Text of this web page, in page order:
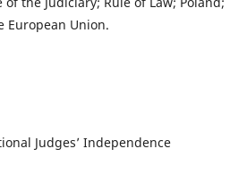
European Union.
Judges’ Independence